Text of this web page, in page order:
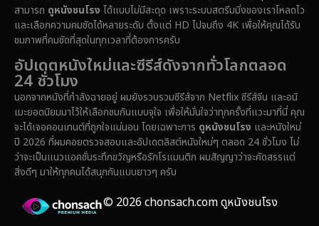
Epic มหากาพย์ (228)
Family ครอบครัว
Fantasy จินตนาการ (336)
Fiction (14)
Gothic
สามารถ ดูหนังชนโรง ได้แบบไม่มีสะดุด เพราะระบบสตรีมมิ่งของเราโหลดไว
และเลือกความคมชัดได้หลายระดับ ตั้งแต่ HD ไปจนถึง 4K เพื่อให้คุณได้รับ
ชมภาพที่คมชัดที่สุดในทุกเวลาที่ต้องการครับ
อัปเดตหนังใหม่และซีรีส์ดังจากทั่วโลกตลอด
24 ชั่วโมง
นอกจากหนังที่กำลังฉายอยู่ ผมยังรวบรวมซีรีส์จาก Netflix ซีรีส์จีน และอนิ
เมะยอดนิยมมาไว้ให้เลือกชมกันแบบจุใจ เพื่อให้มั่นใจว่าทุกครั้งที่แวะมาที่นี่ คุณ
จะได้เจอคอนเทนต์ที่ถูกใจแน่นอน โดยเฉพาะการ ดูหนังชนโรง และหนังใหม่
ปี 2026 ที่ผมคอยตรวจสอบและอัปเดตลิสต์หนังใหม่ๆ ตลอด 24 ชั่วโมง ไม่
ว่าจะเป็นแนวแอคชั่นระทึกขวัญหรือรักโรแมนติก ผมสัญญาว่าจะคัดสรรแต่
สิ่งดีๆ มาให้ทุกคนได้สนุกกันแบบยาวๆ ครับ
© 2026 chonsach.com ดูหนังชนโรง